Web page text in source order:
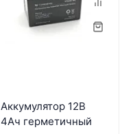
Аккумулятор 12В
4Ач герметичный